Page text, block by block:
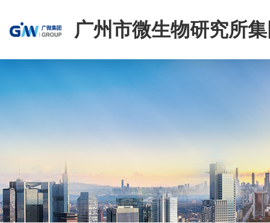
广州市微生物研究所
有限公司